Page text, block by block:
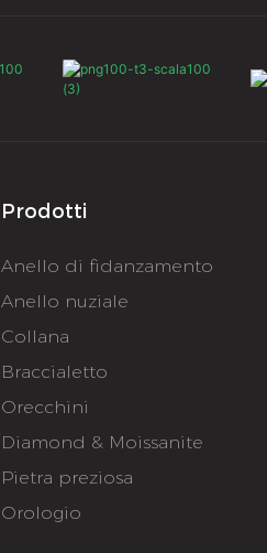
Prodotti
Anello di fidanzamento
Anello nuziale
Collana
Braccialetto
Orecchini
Diamond & Moissanite
Pietra preziosa
Orologio